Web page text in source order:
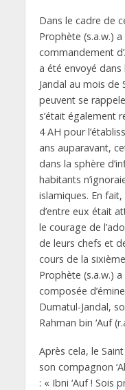
Dans le cadre de
Prophète (s.a.w.)
commandement
a été envoyé
Jandal au mois de
peuvent se
s’était également
4 AH pour
ans auparavant,
dans la sphère
habitants
islamiques. En
d’entre eux était
le courage de
de leurs chefs et
cours de la
Prophète (s.a.w.)
composée
Dumatul-Jandal,
Rahman bin ‘Auf
Après cela, le
son compagnon
: « Ibni ‘Auf ! Sois